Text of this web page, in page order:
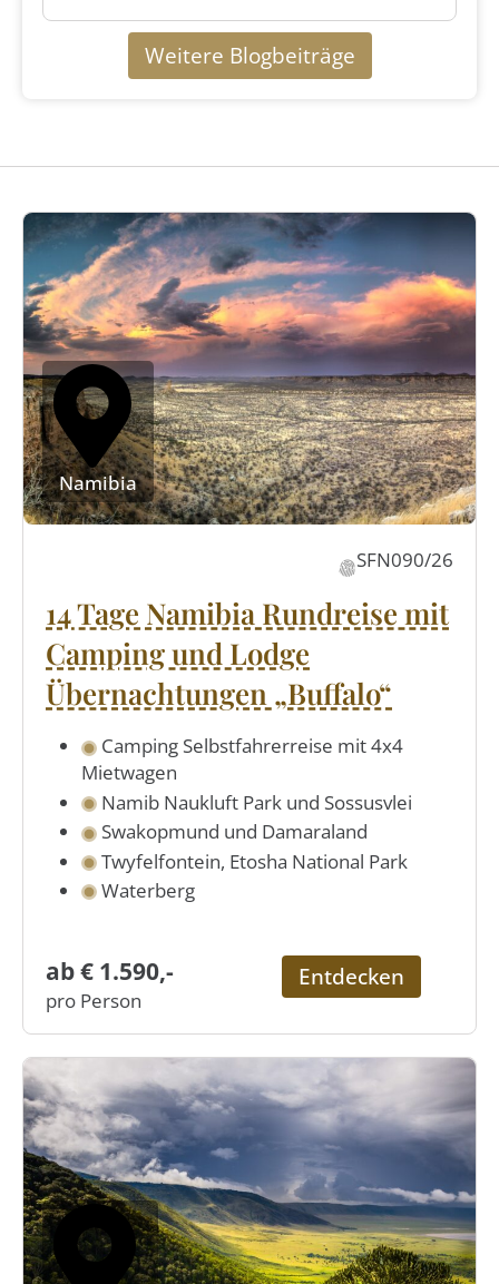
Weitere Blogbeiträge
Namibia
SFN090/26
14 Tage Namibia Rundreise mit
Camping und Lodge
Übernachtungen „Buffalo“
Camping Selbstfahrerreise mit 4x4
Mietwagen
Namib Naukluft Park und Sossusvlei
Swakopmund und Damaraland
Twyfelfontein, Etosha National Park
Waterberg
ab € 1.590,-
pro Person
Entdecken